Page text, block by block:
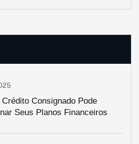
Consignado Pode
Seus Planos Financeiros